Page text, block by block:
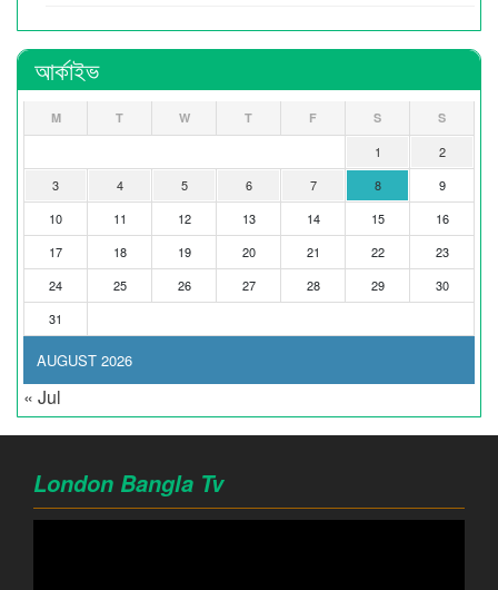
আর্কাইভ
AUGUST 2026
M T W T F S S
1
2
3
4 5 6 7 8
9
10
11 12 13 14 15
16
17
18 19 20 21 22
23
24
25 26 27 28 29
30
31
« Jul
London Bangla Tv